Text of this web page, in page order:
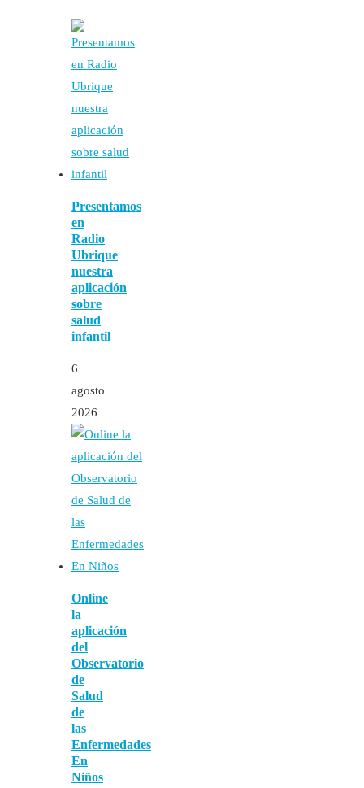
Presentamos
en
Radio
Ubrique
nuestra
aplicación
sobre
salud
infantil
6
agosto
2026
Online
la
aplicación
del
Observatorio
de
Salud
de
las
Enfermedades
En
Niños